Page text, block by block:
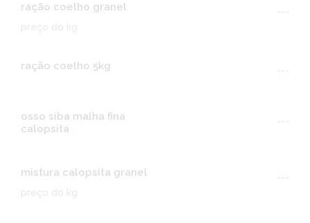
ração coelho granel
---
ração coelho 5kg ---
osso siba malha fina
calopsita
---
mistura calopsita granel
---